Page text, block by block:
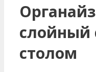
слойный
столом